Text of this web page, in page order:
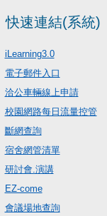
快速連結(系統)
iLearning3.0
電子郵件入口
洽公車輛線上申請
校園網路每日流量控管
斷網查詢
宿舍網管清單
研討會.演講
EZ-come
會議場地查詢